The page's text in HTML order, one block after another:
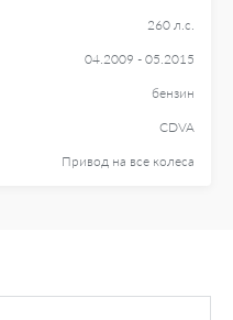
260 л.с.
04.2009 - 05.2015
бензин
CDVA
Привод на все колеса